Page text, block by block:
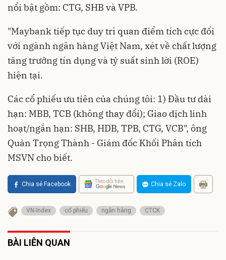
nổi bật gồm: CTG, SHB và VPB.
"Maybank tiếp tục duy trì quan điểm tích cực đối
với ngành ngân hàng Việt Nam, xét về chất lượng
tăng trưởng tín dụng và tỷ suất sinh lời (ROE)
hiện tại.
Các cổ phiếu ưu tiên của chúng tôi: 1) Đầu tư dài
hạn: MBB, TCB (không thay đổi); Giao dịch linh
hoạt/ngắn hạn: SHB, HDB, TPB, CTG, VCB", ông
Quản Trọng Thành - Giám đốc Khối Phân tích
MSVN cho biết.
Chia sẻ Facebook Theo dõi trên Chia sẻ Zalo
VN-Index cổ phiếu ngân hàng CTCK
BÀI LIÊN QUAN